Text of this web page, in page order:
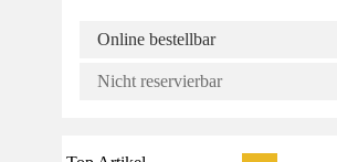
Online bestellbar
Nicht reservierbar